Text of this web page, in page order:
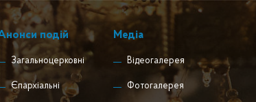
подій
Загальноцерковні
Єпархіальні
Медіа
Відеогалерея
Фотогалерея